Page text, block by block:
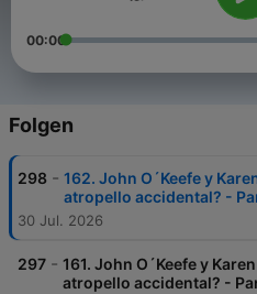
00:00
Folgen
298 - 162. John O´Keefe y
atropello accidental? -
30 Jul. 2026
297 - 161. John O´Keefe y
atropello accidental? -